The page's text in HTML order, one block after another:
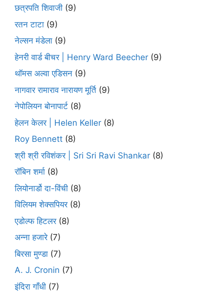
छत्रपति शिवाजी (9)
रतन टाटा (9)
नेल्सन मंडेला (9)
हेनरी वार्ड बीचर | Henry Ward Beecher (9)
थॉमस अल्वा एडिसन (9)
नागवार रामाराव नारायण मूर्ति (9)
नेपोलियन बोनापार्ट (8)
हेलन केलर | Helen Keller (8)
Roy Bennett (8)
श्री श्री रविशंकर | Sri Sri Ravi Shankar (8)
रॉबिन शर्मा (8)
लियोनार्डो दा-विंची (8)
विलियम शेक्सपियर(8)
एडोल्फ हिटलर(8)
अन्ना हजारे(7)
बिरसा मुण्डा (7)
A. J. Cronin (7)
इंदिरा गाँधी (7)